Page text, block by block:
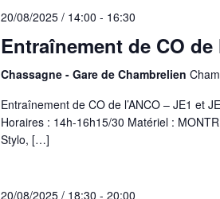
20/08/2025 / 14:00 - 16:30
Entraînement de CO de
Chassagne - Gare de Chambrelien
Entraînement de CO de l’ANCO – JE1 et
Horaires : 14h-16h15/30 Matériel :
Stylo, […]
20/08/2025 / 18:30 - 20:00